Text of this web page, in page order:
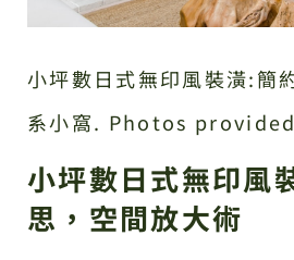
小坪數日式無印風裝潢:簡
系小窩. Photos
小坪數日式無印風
思，空間放大術